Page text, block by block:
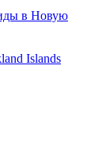
в Новую
Islands